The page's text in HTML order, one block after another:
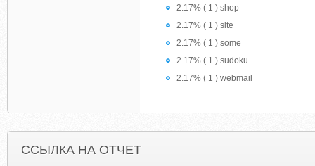
2.17% ( 1 ) shop
2.17% ( 1 ) site
2.17% ( 1 ) some
2.17% ( 1 ) sudoku
2.17% ( 1 ) webmail
ССЫЛКА НА ОТЧЕТ